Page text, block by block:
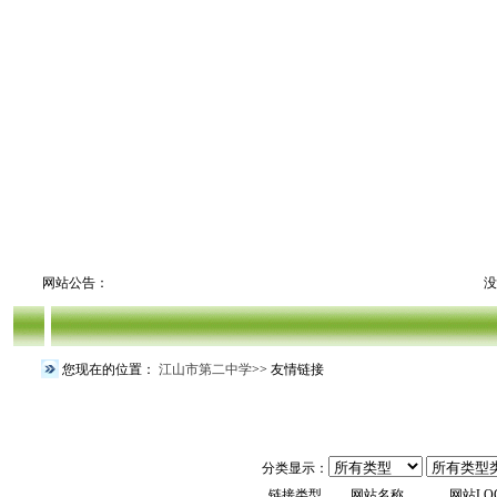
网站公告：
您现在的位置： 江山市第二中学>> 友情链接
分类显示：